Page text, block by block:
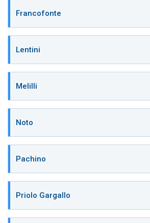
Francofonte
Lentini
Melilli
Noto
Pachino
Priolo Gargallo